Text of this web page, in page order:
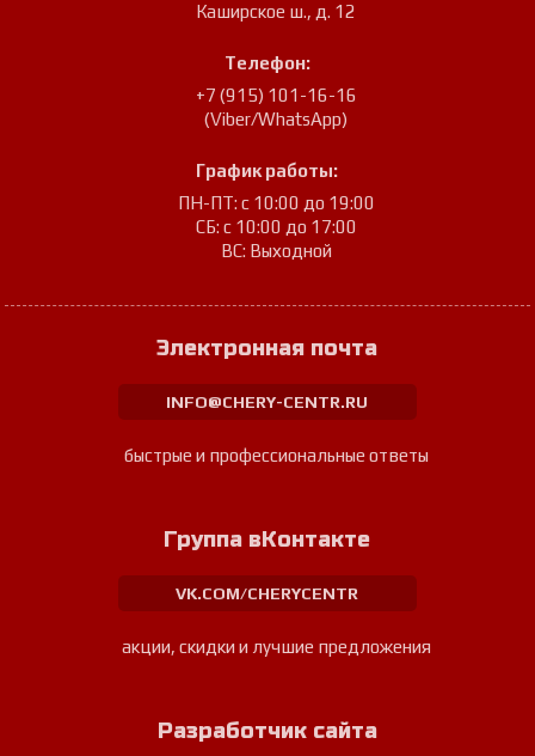
Каширское ш., д. 12
Телефон:
+7 (915) 101-16-16
(Viber/WhatsApp)
График работы:
ПН-ПТ: с 10:00 до 19:00
СБ: с 10:00 до 17:00
ВС: Выходной
Электронная почта
INFO@CHERY-CENTR.RU
быстрые и профессиональные ответы
Группа вКонтакте
VK.COM/CHERYCENTR
акции, скидки и лучшие предложения
Разработчик сайта